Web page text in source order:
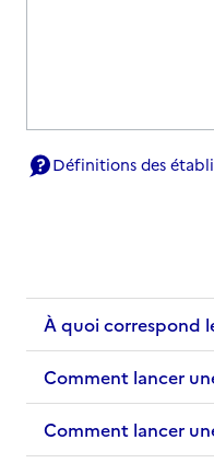
Définitions des
À quoi correspond
Comment lancer
Comment lancer